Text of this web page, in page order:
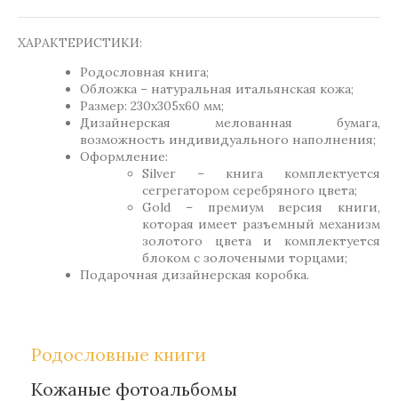
ХАРАКТЕРИСТИКИ:
Родословная книга;
Обложка – натуральная итальянская кожа;
Размер: 230х305х60 мм;
Дизайнерская мелованная бумага,
возможность индивидуального наполнения;
Оформление:
Silver – книга комплектуется
сегрегатором серебряного цвета;
Gold – премиум версия книги,
которая имеет разъемный механизм
золотого цвета и комплектуется
блоком с золочеными торцами;
Подарочная дизайнерская коробка.
Родословные книги
Кожаные фотоальбомы